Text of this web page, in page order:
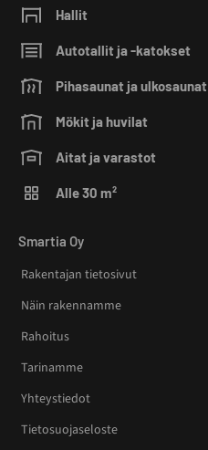
Hallit
Autotallit ja -katokset
Pihasaunat ja ulkosaunat
Mökit ja huvilat
Aitat ja varastot
Alle 30 m²
Smartia Oy
Rakentajan tietosivut
Näin rakennamme
Rahoitus
Tarinamme
Yhteystiedot
Tietosuojaseloste